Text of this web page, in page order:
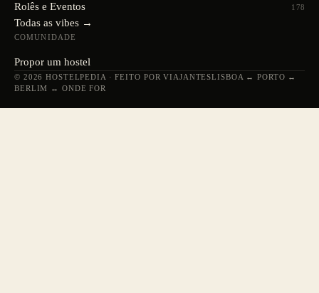
Rolês e Eventos 178
Todas as vibes →
COMUNIDADE
Propor um hostel
© 2026 HOSTELPEDIA · FEITO POR VIAJANTESLISBOA ↔ PORTO ↔
BERLIM ↔ ONDE FOR